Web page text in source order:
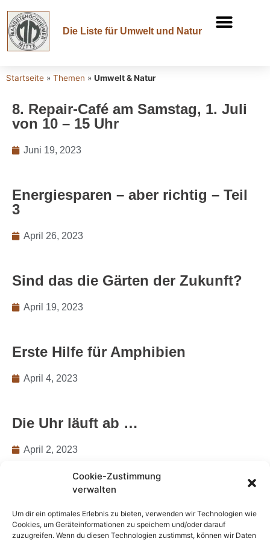
Cookie-Zustimmung
verwalten
Um dir ein optimales Erlebnis zu bieten, verwenden wir Technologien wie
Cookies, um Geräteinformationen zu speichern und/oder darauf
zuzugreifen. Wenn du diesen Technologien zustimmst, können wir Daten
Die Liste für Umwelt und Natur
Startseite » Themen » Umwelt & Natur
8. Repair-Café am Samstag, 1. Juli
von 10 – 15 Uhr
Juni 19, 2023
Energiesparen – aber richtig – Teil
3
April 26, 2023
Sind das die Gärten der Zukunft?
April 19, 2023
Erste Hilfe für Amphibien
April 4, 2023
Die Uhr läuft ab …
April 2, 2023
Vortrag im Ökohaus „Gärtnern
ohne Gießen“
März 30, 2023